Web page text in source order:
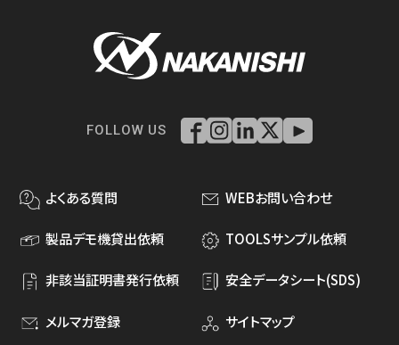
FOLLOW US
よくある質問 WEBお問い合わせ
製品デモ機貸出依頼 TOOLSサンプル依頼
非該当証明書発行依頼 安全データシート(SDS)
メルマガ登録 サイトマップ